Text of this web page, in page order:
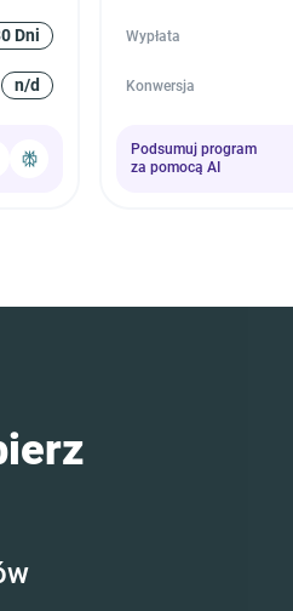
Dni
n/d
Wypłata
Konwersja
Podsumuj program
za pomocą AI